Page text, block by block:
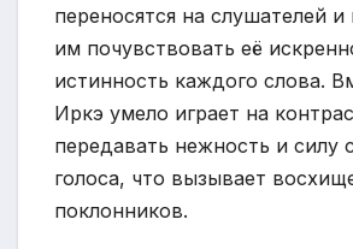
переносятся на слушателей
им почувствовать её
истинность каждого слова.
Иркэ умело играет на
передавать нежность и силу
голоса, что вызывает
поклонников.